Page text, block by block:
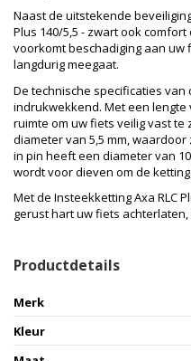
Naast de uitstekende
Plus 140/5,5 - zwart ook
voorkomt beschadiging aan
langdurig meegaat.
De technische specificaties
indrukwekkend. Met een lengte
ruimte om uw fiets veilig vast
diameter van 5,5 mm,
in pin heeft een diameter van
wordt voor dieven om de
Met de Insteekketting Axa RLC
gerust hart uw fiets
Productdetails
Merk
Kleur